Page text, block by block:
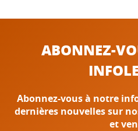
ABONNEZ-
Abonnez-vous à notre
dernières nouvelles sur
et